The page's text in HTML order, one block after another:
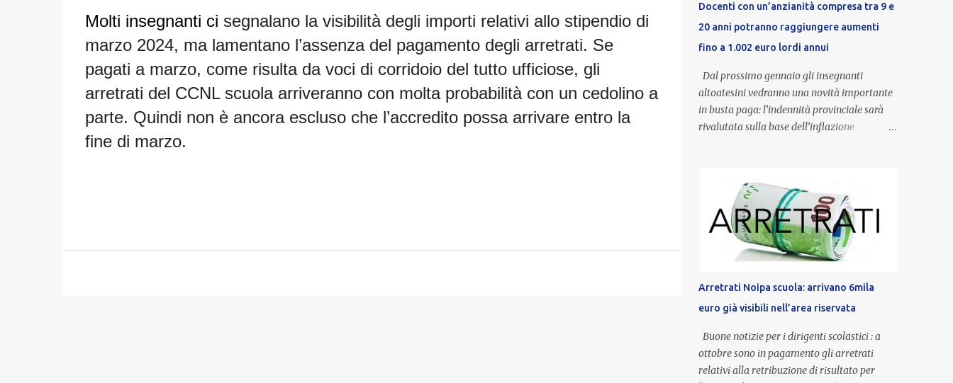
Molti insegnanti ci segnalano la visibilità degli importi relativi allo stipendio di
marzo 2024, ma lamentano l’assenza del pagamento degli arretrati. Se
pagati a marzo, come risulta da voci di corridoio del tutto ufficiose, gli
arretrati del CCNL scuola arriveranno con molta probabilità con un cedolino a
parte. Quindi non è ancora escluso che l’accredito possa arrivare entro la
fine di marzo.
Docenti con un’anzianità compresa tra 9 e
20 anni potranno raggiungere aumenti
fino a 1.002 euro lordi annui
Dal prossimo gennaio gli insegnanti
altoatesini vedranno una novità importante
in busta paga: l’indennità provinciale sarà
rivalutata sulla base dell’inflazione
un’anzianità compresa tra 9 e 20 anni
potranno raggiungere fino a 1.002 euro lordi
annui. Il nuovo contratto provinciale
introduce inoltre un congedo speciale
dedicato alle donne vittime di violenza di
genere, in linea con la normativa nazionale e
con l’obiettivo di offrire maggiore tutela e
supporto in situazioni delicate. L’indennità
provinciale per i docenti è un unicum in
Italia: si tratta di una misura esclusiva della
Provincia autonoma di Bolzano, che integra
Arretrati Noipa scuola: arrivano 6mila
euro già visibili nell’area riservata
Buone notizie per i dirigenti scolastici : a
ottobre sono in pagamento gli arretrati
relativi alla retribuzione di risultato per